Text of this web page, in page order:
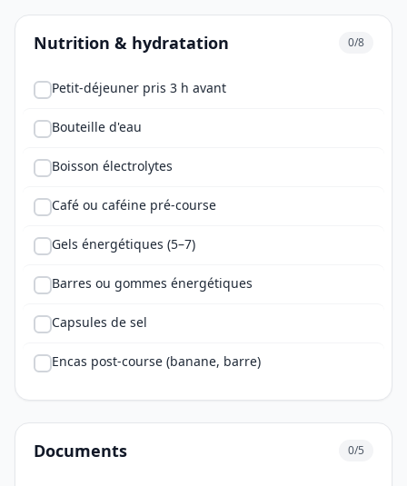
Nutrition & hydratation 0/8
Petit-déjeuner pris 3 h avant
Bouteille d'eau
Boisson électrolytes
Café ou caféine pré-course
Gels énergétiques (5–7)
Barres ou gommes énergétiques
Capsules de sel
Encas post-course (banane, barre)
Documents 0/5